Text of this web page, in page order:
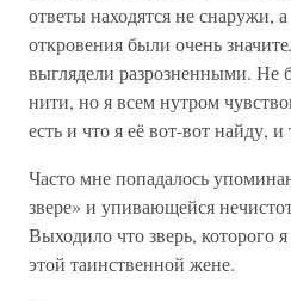
ответы находятся не снаружи,
откровения были очень
выглядели разрозненными.
нити, но я всем нутром
есть и что я её вот-вот найду, и
Часто мне попадалось
звере» и упивающейся
Выходило что зверь, которого
этой таинственной жене.